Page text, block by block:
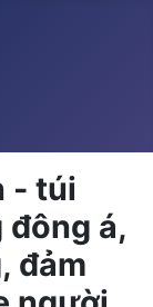
- túi
á,
đảm